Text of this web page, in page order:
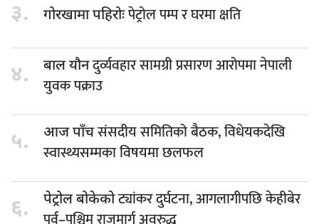
३. गोरखामा पहिरोःपेट्रोल पम्प र घरमा क्षति
४. बाल यौनदुर्व्यवहार सामग्री प्रसारण आरोपमा नेपाली
युवक पक्राउ
५. आज पाँचसंसदीय समितिको बैठक, विधेयकदेखि
स्वास्थ्यसम्मका विषयमा छलफल
६. पेट्रोल बोकेकोट्यांकर दुर्घटना, आगलागीपछि केहीबेर